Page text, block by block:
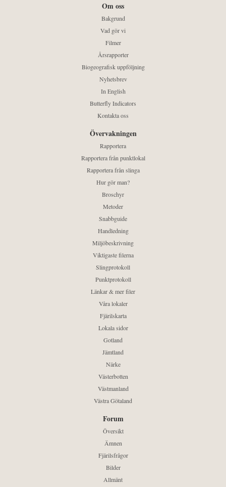
Om oss
Bakgrund
Vad gör vi
Filmer
Årsrapporter
Biogeografisk uppföljning
Nyhetsbrev
In English
Butterfly Indicators
Kontakta oss
Övervakningen
Rapportera
Rapportera från punktlokal
Rapportera från slinga
Hur gör man?
Broschyr
Metoder
Snabbguide
Handledning
Miljöbeskrivning
Viktigaste filerna
Slingprotokoll
Punktprotokoll
Länkar & mer filer
Våra lokaler
Fjärilskarta
Lokala sidor
Gotland
Jämtland
Närke
Västerbotten
Västmanland
Västra Götaland
Forum
Översikt
Ämnen
Fjärilsfrågor
Bilder
Allmänt